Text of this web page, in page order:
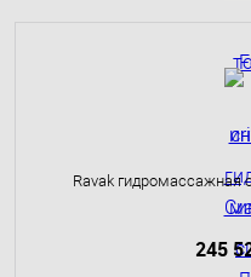
Ravak гидромассажная
245